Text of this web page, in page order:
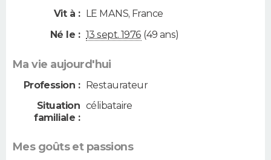
Vit à : LE MANS, France
Né le : 13 sept. 1976 (49 ans)
Ma vie aujourd'hui
Profession : Restaurateur
Situation
familiale :
célibataire
Mes goûts et passions